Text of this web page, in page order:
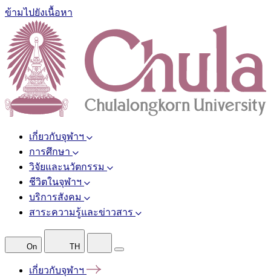
ข้ามไปยังเนื้อหา
เกี่ยวกับจุฬาฯ
การศึกษา
วิจัยและนวัตกรรม
ชีวิตในจุฬาฯ
บริการสังคม
สาระความรู้และข่าวสาร
On TH
เกี่ยวกับจุฬาฯ